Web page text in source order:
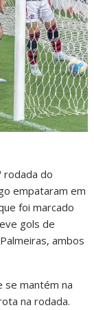
rodada do
empataram em
foi marcado
gols de
ambos
se mantém na
na rodada.